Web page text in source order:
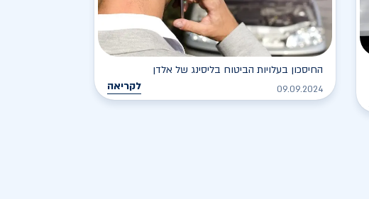
החיסכון בעלויות הביטוח בליסינג של אלדן
09.09.2024 לקריאה